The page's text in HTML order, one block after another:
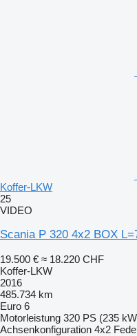
Koffer-LKW
25
VIDEO
Scania P 320 4x2 BOX
19.500 € ≈ 18.220 CHF
Koffer-LKW
2016
485.734 km
Euro 6
Motorleistung 320 PS (235
Achsenkonfiguration 4x2